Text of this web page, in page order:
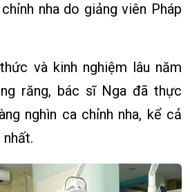
nha do giảng viên Pháp
và kinh nghiệm lâu năm
răng, bác sĩ Nga đã thực
nghìn ca chỉnh nha, kể cả